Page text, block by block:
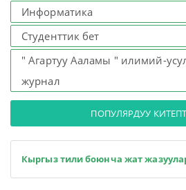
Информатика
Студенттик бет
" Агартуу Ааламы " илимий-
журнал
ПОПУЛЯРДУУ
Кыргыз тили боюнча жат